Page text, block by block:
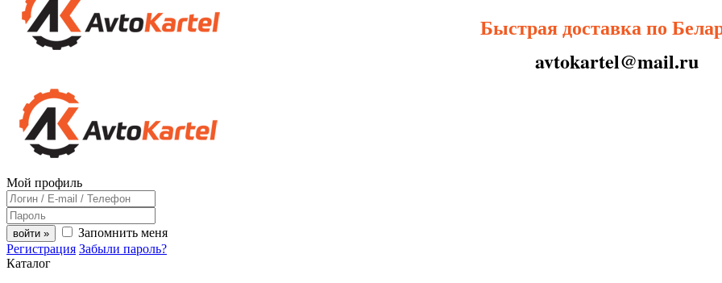
Быстрая доставка по
avtokartel@mail.ru
Мой профиль
войти »
Запомнить меня
Регистрация Забыли пароль?
Каталог